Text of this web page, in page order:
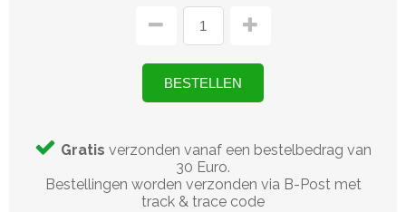
Gratis verzonden vanaf een bestelbedrag van
30 Euro.
Bestellingen worden verzonden via B-Post met
track & trace code